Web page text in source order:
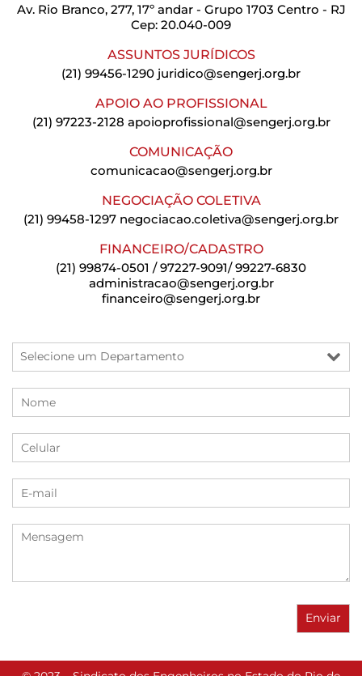
Av. Rio Branco, 277, 17º andar - Grupo 1703 Centro - RJ
Cep: 20.040-009
ASSUNTOS JURÍDICOS
(21) 99456-1290 juridico@sengerj.org.br
APOIO AO PROFISSIONAL
(21) 97223-2128 apoioprofissional@sengerj.org.br
COMUNICAÇÃO
comunicacao@sengerj.org.br
NEGOCIAÇÃO COLETIVA
(21) 99458-1297 negociacao.coletiva@sengerj.org.br
FINANCEIRO/CADASTRO
(21) 99874-0501 / 97227-9091/ 99227-6830
administracao@sengerj.org.br
financeiro@sengerj.org.br